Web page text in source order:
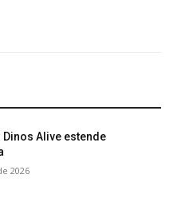
Dinos Alive estende
2026